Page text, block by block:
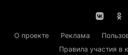
О проекте Реклама
Правила участия в